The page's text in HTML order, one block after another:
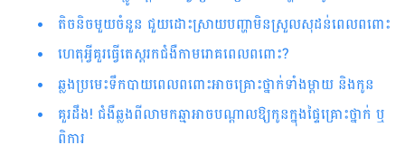
តិចនិចមួយចំនួន ជួយដោះស្រាយបញ្ហាមិនស្រួលសុដន់ពេលពពោះ
ហេតុអ្វីគួរធ្វើតេស្តរកជំងឺកាមរោគពេលពពោះ?
ឆ្លងប្រមេះទឹកបាយពេលពពោះអាចគ្រោះថ្នាក់ទាំងម្តាយ និងកូន
គួរដឹង! ជំងឺឆ្លងពីលាមកឆ្មាអាចបណ្តាលឱ្យកូនក្នុងផ្ទៃគ្រោះថ្នាក់ ឬ
ពិការ